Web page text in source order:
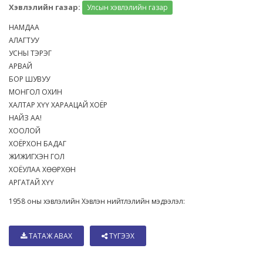
Хэвлэлийн газар:
Улсын хэвлэлийн газар
НАМДАА
АЛАГТУУ
УСНЫ ТЭРЭГ
АРВАЙ
БОР ШУВУУ
МОНГОЛ ОХИН
ХАЛТАР ХҮҮ ХАРААЦАЙ ХОЁР
НАЙЗ АА!
ХООЛОЙ
ХОЁРХОН БАДАГ
ЖИЖИГХЭН ГОЛ
ХОЁУЛАА ХӨӨРХӨН
АРГАТАЙ ХҮҮ
1958 оны хэвлэлийн Хэвлэн нийтлэлийн мэдээлэл:
ТАТАЖ АВАХ ТҮГЭЭХ